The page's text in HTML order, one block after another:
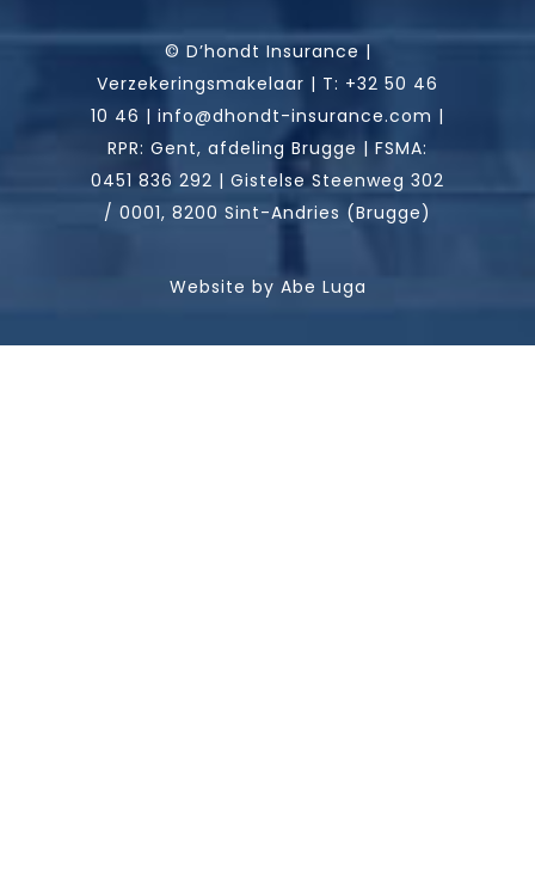
© D’hondt Insurance |
Verzekeringsmakelaar | T: +32 50 46
10 46 | info@dhondt-insurance.com |
RPR: Gent, afdeling Brugge | FSMA:
0451 836 292 | Gistelse Steenweg 302
/ 0001, 8200 Sint-Andries (Brugge)
Website by Abe Luga